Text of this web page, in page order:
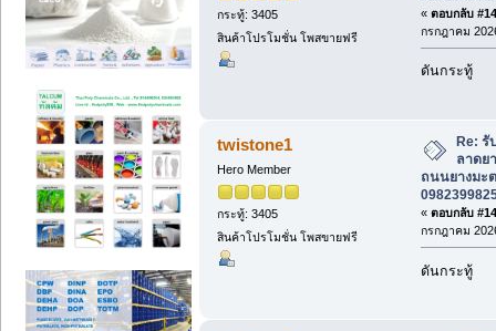
กระทู้: 3405
สินค้าโปรโมชั่น โพสขายฟรี
« ตอบกลับ
กรกฎาคม
ดันกระทู้
twistone1
Hero Member
กระทู้: 3405
สินค้าโปรโมชั่น โพสขายฟรี
Re: รั
ลาดย
ถนนยางมะ
« ตอบกลับ
กรกฎาคม
ดันกระทู้